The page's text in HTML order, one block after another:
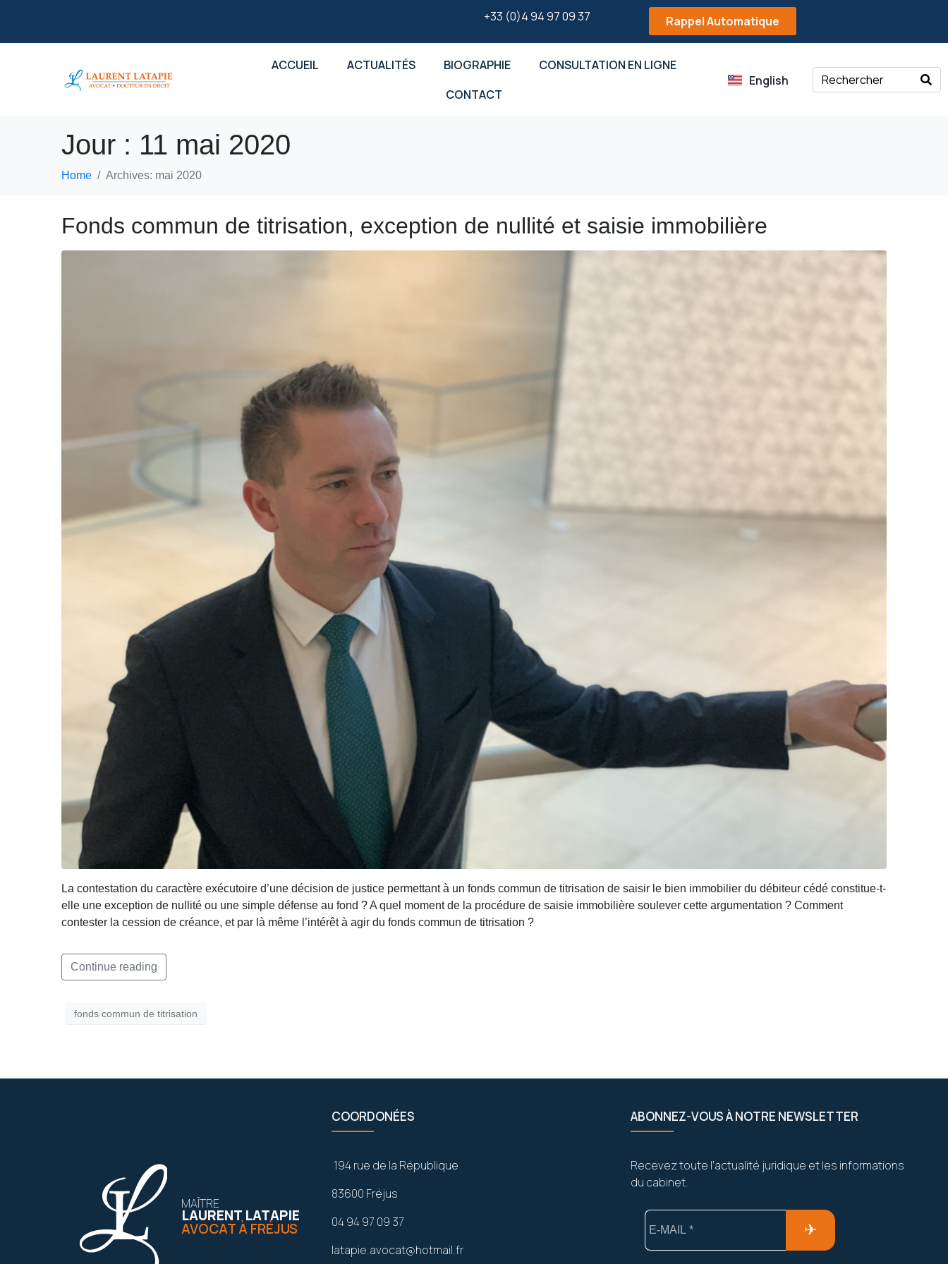
+33 (0)4 94 97 09 37 Rappel Automatique
ACCUEIL ACTUALITÉS BIOGRAPHIE
CONSULTATION EN LIGNE
CONTACT
English
Jour : 11 mai 2020
Home Archives: mai 2020
Fonds commun de titrisation, exception de nullité et saisie immobilière
La contestation du caractère exécutoire d’une décision de justice permettant à un fonds commun de titrisation de saisir le bien immobilier du débiteur cédé constitue-t-
elle une exception de nullité ou une simple défense au fond ? A quel moment de la procédure de saisie immobilière soulever cette argumentation ? Comment
contester la cession de créance, et par là même l’intérêt à agir du fonds commun de titrisation ?
Continue reading
fonds commun de titrisation
MAÎTRE
LAURENT LATAPIE
AVOCAT À FRÉJUS
COORDONÉES
194 rue de la République
83600 Fréjus
04 94 97 09 37
latapie.avocat@hotmail.fr
ABONNEZ-VOUS À NOTRE NEWSLETTER
Recevez toute l’actualité juridique et les informations
du cabinet.